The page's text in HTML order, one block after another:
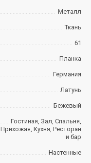
Металл
Ткань
61
Планка
Германия
Латунь
Бежевый
Гостиная, Зал, Спальня,
Прихожая, Кухня, Ресторан
и бар
Настенные